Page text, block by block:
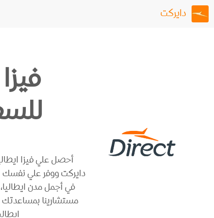
دايركت
أحصل علي فيزا
دايركت ووفر علي نفسك
في أجمل مدن
مستشارينا بمساعدتك